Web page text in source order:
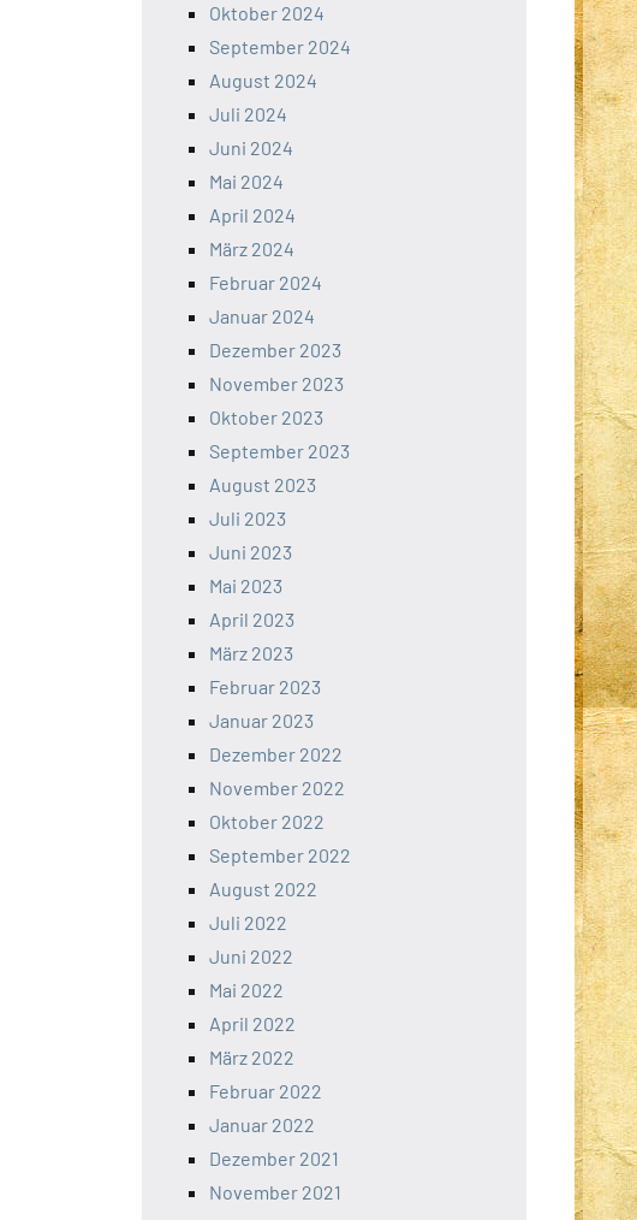
Oktober 2024
September 2024
August 2024
Juli 2024
Juni 2024
Mai 2024
April 2024
März 2024
Februar 2024
Januar 2024
Dezember 2023
November 2023
Oktober 2023
September 2023
August 2023
Juli 2023
Juni 2023
Mai 2023
April 2023
März 2023
Februar 2023
Januar 2023
Dezember 2022
November 2022
Oktober 2022
September 2022
August 2022
Juli 2022
Juni 2022
Mai 2022
April 2022
März 2022
Februar 2022
Januar 2022
Dezember 2021
November 2021